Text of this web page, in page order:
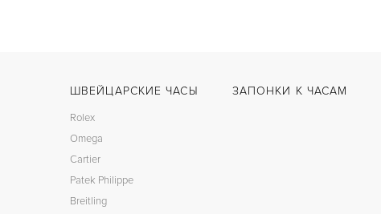
ШВЕЙЦАРСКИЕ ЧАСЫ
Rolex
Omega
Cartier
Patek Philippe
Breitling
ЗАПОНКИ К ЧАСАМ